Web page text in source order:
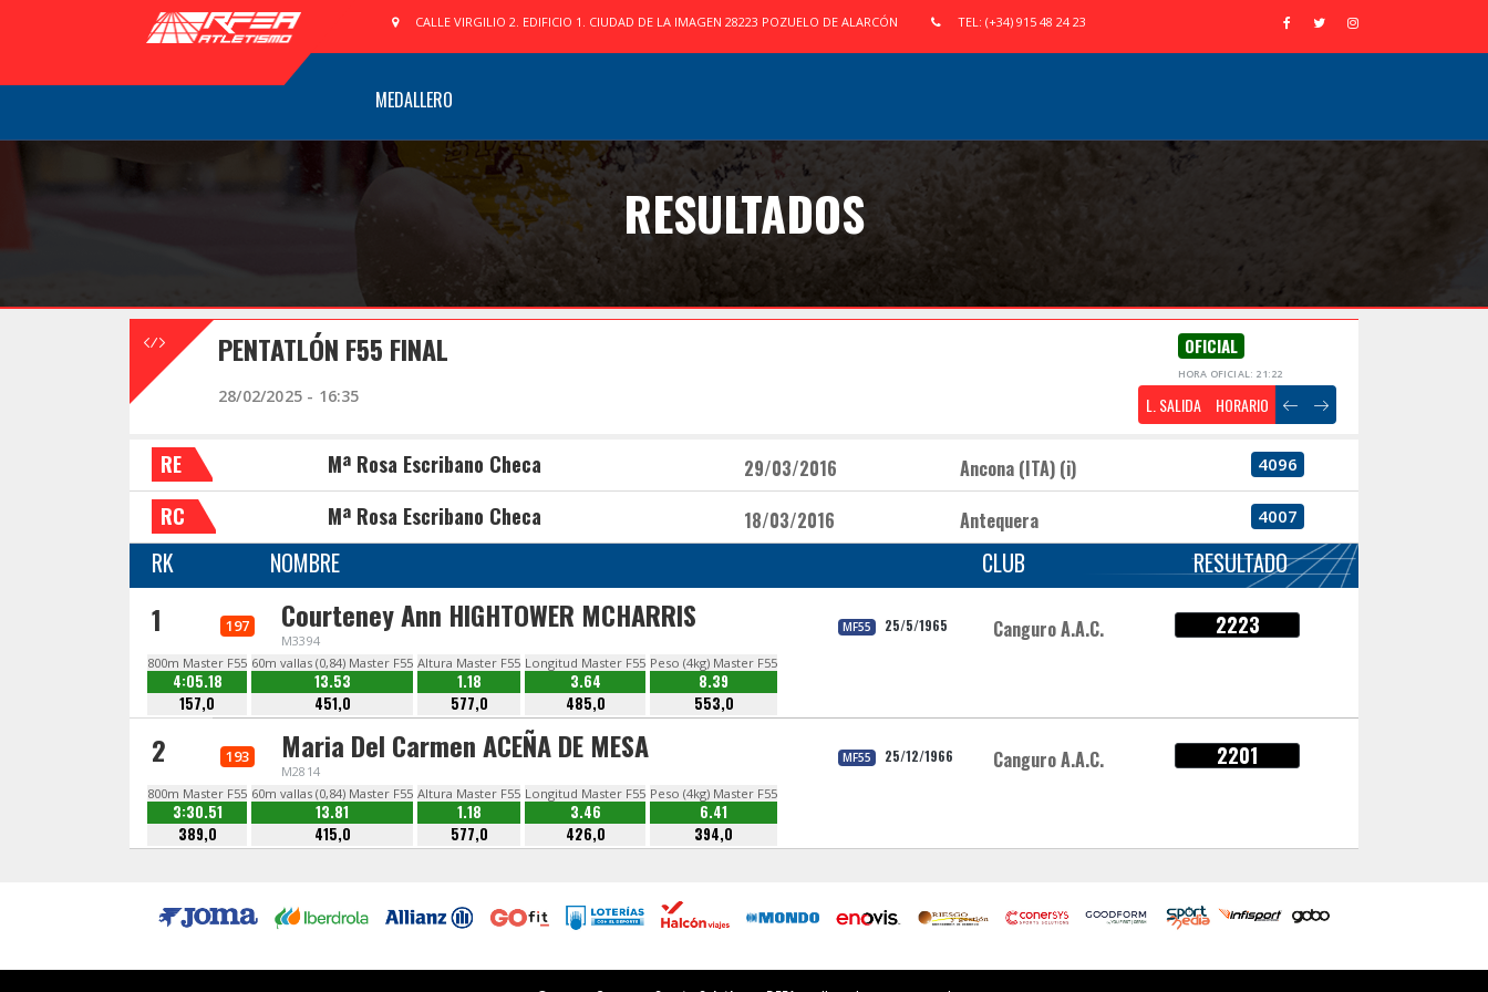
CALLE VIRGILIO 2. EDIFICIO 1. CIUDAD DE LA IMAGEN 28223 POZUELO DE ALARCÓN TEL: (+34) 915 48 24 23
MEDALLERO
RESULTADOS
PENTATLÓN F55 FINAL OFICIAL
HORA OFICIAL: 21:22
28/02/2025 - 16:35 L. SALIDA HORARIO
RE Mª Rosa Escribano Checa 29/03/2016 Ancona (ITA) (i) 4096
RC Mª Rosa Escribano Checa 18/03/2016 Antequera 4007
RK NOMBRE CLUB RESULTADO
1 197 Courteney Ann HIGHTOWER MCHARRIS
M3394
MF55 25/5/1965 Canguro A.A.C. 2223
800m Master F55
4:05.18
157,0
60m vallas (0,84) Master F55
13.53
451,0
Altura Master F55
1.18
577,0
Longitud Master F55
3.64
485,0
Peso (4kg) Master F55
8.39
553,0
2 193 Maria Del Carmen ACEÑA DE MESA
M2814
MF55 25/12/1966 Canguro A.A.C. 2201
800m Master F55
3:30.51
389,0
60m vallas (0,84) Master F55
13.81
415,0
Altura Master F55
1.18
577,0
Longitud Master F55
3.46
426,0
Peso (4kg) Master F55
6.41
394,0